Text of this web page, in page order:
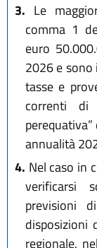
3. Le
comma 1
euro
2026 e sono
tasse e
correnti di
annualità
4. Nel caso in
verificarsi
previsioni
disposizioni
regionale,